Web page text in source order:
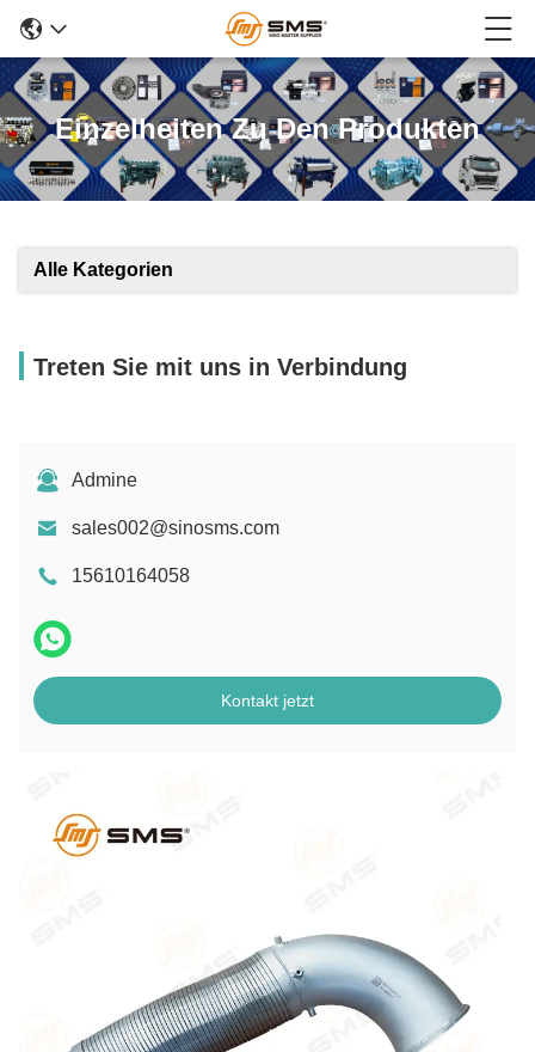
Einzelheiten Zu Den Produkten
Alle Kategorien
Treten Sie mit uns in Verbindung
Admine
sales002@sinosms.com
15610164058
Kontakt jetzt